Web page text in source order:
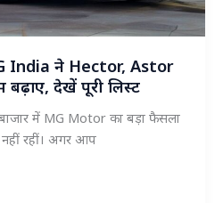
India ने Hector, Astor
देखें पूरी लिस्ट
में MG Motor का बड़ा फैसला
रहीं। अगर आप